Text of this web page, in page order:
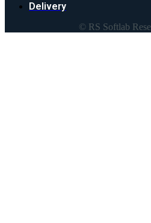
Delivery
© RS Softlab